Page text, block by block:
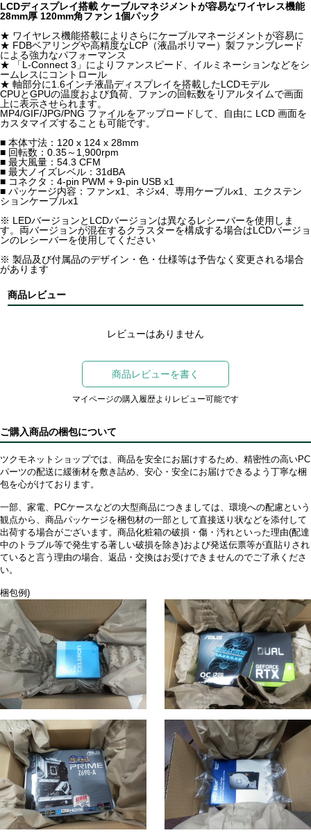
LCDディスプレイ搭載 ケーブルマネジメントが容易なワイヤレス機能
28mm厚 120mm角ファン 1個パック
★ ワイヤレス機能搭載によりさらにケーブルマネージメントが容易に
★ FDBベアリングや高精度なLCP（液晶ポリマー）製ファンブレード
による強力なパフォーマンス
★ 「L-Connect 3」によりファンスピード、イルミネーションなどをシ
ームレスにコントロール
★ 軸部分に1.6インチ液晶ディスプレイを搭載したLCDモデル
CPUとGPUの温度および負荷、ファンの回転数をリアルタイムで画面
上に表示させられます。
MP4/GIF/JPG/PNG ファイルをアップロードして、自由に LCD 画面を
カスタマイズすることも可能です。
■ 本体寸法：120 x 124 x 28mm
■ 回転数：0.35～1,900rpm
■ 最大風量：54.3 CFM
■ 最大ノイズレベル：31dBA
■ コネクタ：4-pin PWM + 9-pin USB x1
■ パッケージ内容：ファンx1、ネジx4、専用ケーブルx1、エクステン
ションケーブルx1
※ LEDバージョンとLCDバージョンは異なるレシーバーを使用しま
す。両バージョンが混在するクラスターを構成する場合はLCDバージョ
ンのレシーバーを使用してください
※ 製品及び付属品のデザイン・色・仕様等は予告なく変更される場合
があります
商品レビュー
レビューはありません
商品レビューを書く
マイページの購入履歴よりレビュー可能です
ご購入商品の梱包について
ツクモネットショップでは、商品を安全にお届けするため、精密性の高いPC
パーツの配送に緩衝材を敷き詰め、安心・安全にお届けできるよう丁寧な梱
包を心がけております。
一部、家電、PCケースなどの大型商品につきましては、環境への配慮という
観点から、商品パッケージを梱包材の一部として直接送り状などを添付して
出荷する場合がございます。商品化粧箱の破損・傷・汚れといった理由(配達
中のトラブル等で発生する著しい破損を除き)および発送伝票等が直貼りされ
ていると言う理由の場合、返品・交換はお受けできませんのでご了承くださ
い。
梱包例)